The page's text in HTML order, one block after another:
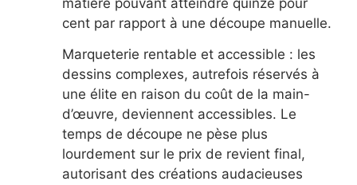
matière pouvant atteindre quinze pour
cent par rapport à une découpe manuelle.
Marqueterie rentable et accessible : les
dessins complexes, autrefois réservés à
une élite en raison du coût de la main-
d’œuvre, deviennent accessibles. Le
temps de découpe ne pèse plus
lourdement sur le prix de revient final,
autorisant des créations audacieuses